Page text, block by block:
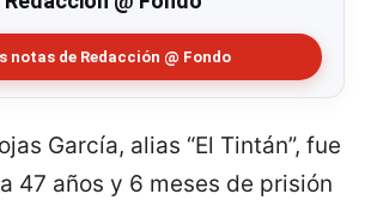
notas de Redacción @ Fondo
García, alias “El Tintán”, fue
47 años y 6 meses de prisión